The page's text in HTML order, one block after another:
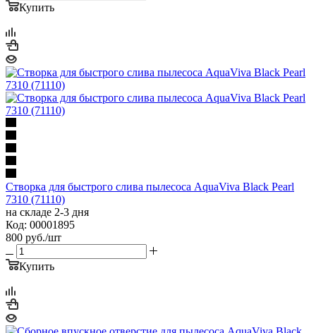
Купить
Створка для быстрого слива пылесоса AquaViva Black Pearl
7310 (71110)
на складе 2-3 дня
Код: 00001895
800 руб./шт
Купить